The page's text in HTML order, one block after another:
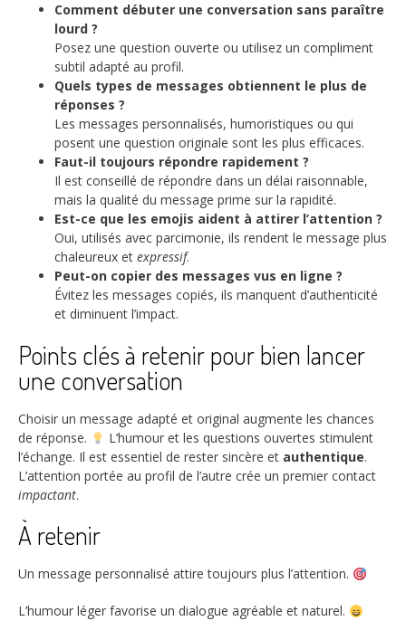
Comment débuter une conversation sans paraître
lourd ?
Posez une question ouverte ou utilisez un compliment
subtil adapté au profil.
Quels types de messages obtiennent le plus de
réponses ?
Les messages personnalisés, humoristiques ou qui
posent une question originale sont les plus efficaces.
Faut-il toujours répondre rapidement ?
Il est conseillé de répondre dans un délai raisonnable,
mais la qualité du message prime sur la rapidité.
Est-ce que les emojis aident à attirer l’attention ?
Oui, utilisés avec parcimonie, ils rendent le message plus
chaleureux et expressif.
Peut-on copier des messages vus en ligne ?
Évitez les messages copiés, ils manquent d’authenticité
et diminuent l’impact.
Points clés à retenir pour bien lancer
une conversation
Choisir un message adapté et original augmente les chances
de réponse.
L’humour et les questions ouvertes stimulent
l’échange. Il est essentiel de rester sincère et authentique.
L’attention portée au profil de l’autre crée un premier contact
impactant.
À retenir
Un message personnalisé attire toujours plus l’attention.
L’humour léger favorise un dialogue agréable et naturel.